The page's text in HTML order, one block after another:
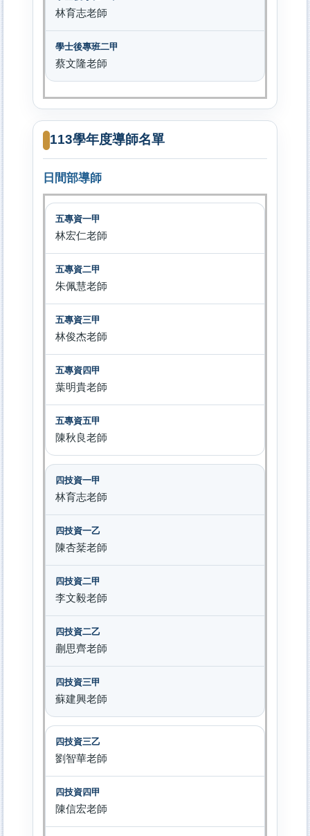
林育志老師
蔡文隆老師
113學年度導師名單
日間部導師
林宏仁老師
朱佩慧老師
林俊杰老師
葉明貴老師
陳秋良老師
林育志老師
陳杏棻老師
李文毅老師
蒯思齊老師
蘇建興老師
劉智華老師
陳信宏老師